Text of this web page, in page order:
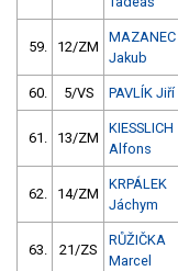
59. 12/ZM
MAZANEC
Jakub
60. 5/VS PAVLÍK Jiří
61. 13/ZM
KIESSLICH
Alfons
62. 14/ZM
KRPÁLEK
Jáchym
63. 21/ZS
RŮŽIČKA
Marcel